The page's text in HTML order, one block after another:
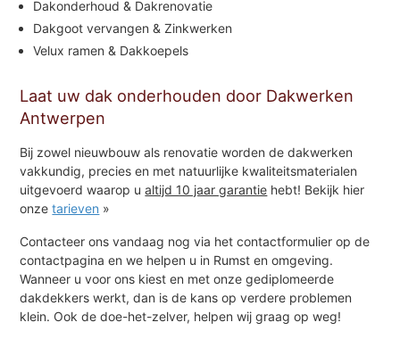
Dakonderhoud & Dakrenovatie
Dakgoot vervangen & Zinkwerken
Velux ramen & Dakkoepels
Laat uw dak onderhouden door Dakwerken
Antwerpen
Bij zowel nieuwbouw als renovatie worden de dakwerken
vakkundig, precies en met natuurlijke kwaliteitsmaterialen
uitgevoerd waarop ualtijd 10 jaar garantie hebt! Bekijk hier
onzetarieven »
Contacteer ons vandaag nog via het contactformulier op de
contactpagina en we helpen u in Rumst en omgeving.
Wanneer u voor ons kiest en met onze gediplomeerde
dakdekkers werkt, dan is de kans op verdere problemen
klein. Ook de doe-het-zelver, helpen wij graag op weg!